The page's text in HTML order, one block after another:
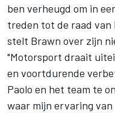
ben verheugd om in
treden tot de raad van
stelt Brawn over zijn
"Motorsport draait
en voortdurende
Paolo en het team te
waar mijn ervaring